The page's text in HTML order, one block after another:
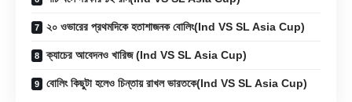
২০ ওভারের প্রথমদিকে হতাশাজনক বোলিং(Ind VS SL Asia Cup)
ক্যাচের আবেদনও খারিজ (Ind VS SL Asia Cup)
বোলিং কিছুটা হলেও চিন্তায় রাখল ভারতকে(Ind VS SL Asia Cup)